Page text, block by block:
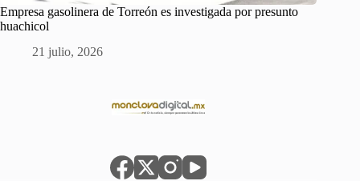
Empresa gasolinera de Torreón es investigada por presunto
huachicol
21 julio, 2026